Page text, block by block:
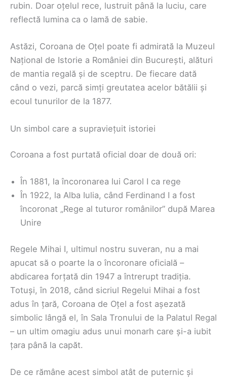
rubin. Doar oțelul rece, lustruit până la luciu, care
reflectă lumina ca o lamă de sabie.
Astăzi, Coroana de Oțel poate fi admirată la Muzeul
Național de Istorie a României din București, alături
de mantia regală și de sceptru. De fiecare dată
când o vezi, parcă simți greutatea acelor bătălii și
ecoul tunurilor de la 1877.
Un simbol care a supraviețuit istoriei
Coroana a fost purtată oficial doar de două ori:
În 1881, la încoronarea lui Carol I ca rege
În 1922, la Alba Iulia, când Ferdinand I a fost
încoronat „Rege al tuturor românilor” după Marea
Unire
Regele Mihai I, ultimul nostru suveran, nu a mai
apucat să o poarte la o încoronare oficială –
abdicarea forțată din 1947 a întrerupt tradiția.
Totuși, în 2018, când sicriul Regelui Mihai a fost
adus în țară, Coroana de Oțel a fost așezată
simbolic lângă el, în Sala Tronului de la Palatul Regal
– un ultim omagiu adus unui monarh care și-a iubit
țara până la capăt.
De ce rămâne acest simbol atât de puternic și